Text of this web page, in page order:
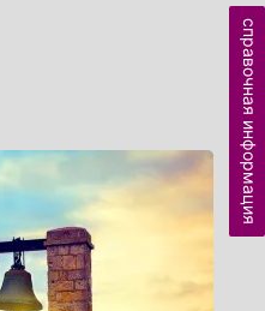
справочная информация